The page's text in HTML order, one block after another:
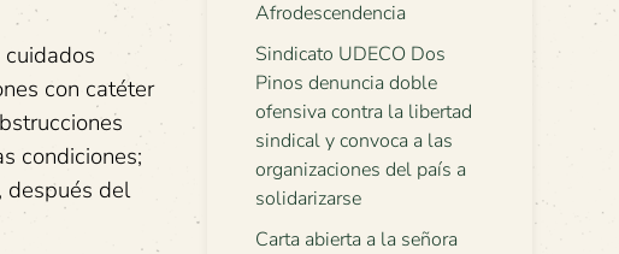
con catéter
condiciones;
después del
Afrodescendencia
Sindicato UDECO Dos
Pinos denuncia doble
ofensiva contra la libertad
sindical y convoca a las
organizaciones del país a
solidarizarse
Carta abierta a la señora